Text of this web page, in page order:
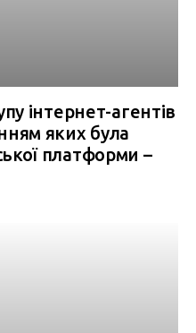
інтернет-агентів
яких була
платформи –